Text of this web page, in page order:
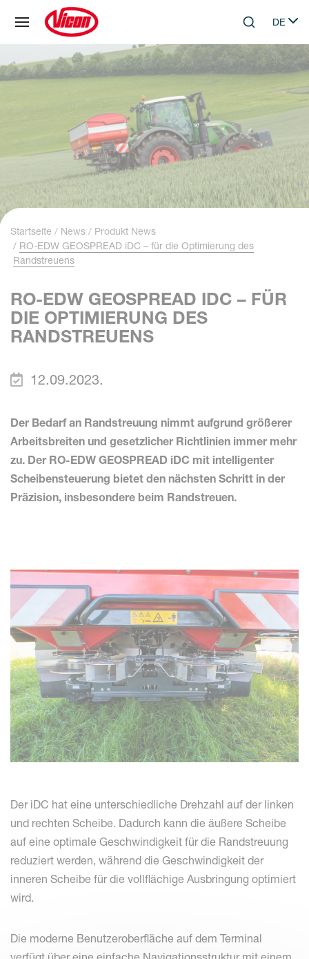
Skip to main contentSearchDE
Select
Startseite News
Produkt News
RO-EDW GEOSPREAD iDC – für die Optimierung des
Randstreuens
RO-EDW GEOSPREAD IDC – FÜR
DIE OPTIMIERUNG DES
RANDSTREUENS
12.09.2023.
Der Bedarf an Randstreuung nimmt aufgrund größerer
Arbeitsbreiten und gesetzlicher Richtlinien immer mehr
zu. Der RO-EDW GEOSPREAD iDC mit intelligenter
Scheibensteuerung bietet den nächsten Schritt in der
Präzision, insbesondere beim Randstreuen.
Der iDC hat eine unterschiedliche Drehzahl auf der linken
und rechten Scheibe. Dadurch kann die äußere Scheibe
auf eine optimale Geschwindigkeit für die Randstreuung
reduziert werden, während die Geschwindigkeit der
inneren Scheibe für die vollflächige Ausbringung optimiert
wird.
Die moderne Benutzeroberfläche auf dem Terminal
Cookie-Einstellungen